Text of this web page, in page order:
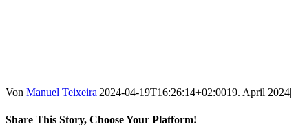
Von Manuel Teixeira|2024-04-19T16:26:14+02:0019. April 2024|
Share This Story, Choose Your Platform!